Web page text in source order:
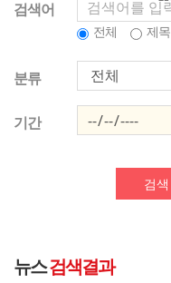
검색어
전체 제목
분류
기간
검색
뉴스검색결과